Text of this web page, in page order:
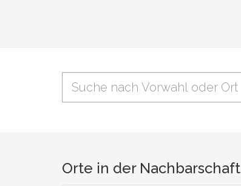
Orte in der Nachbarschaft